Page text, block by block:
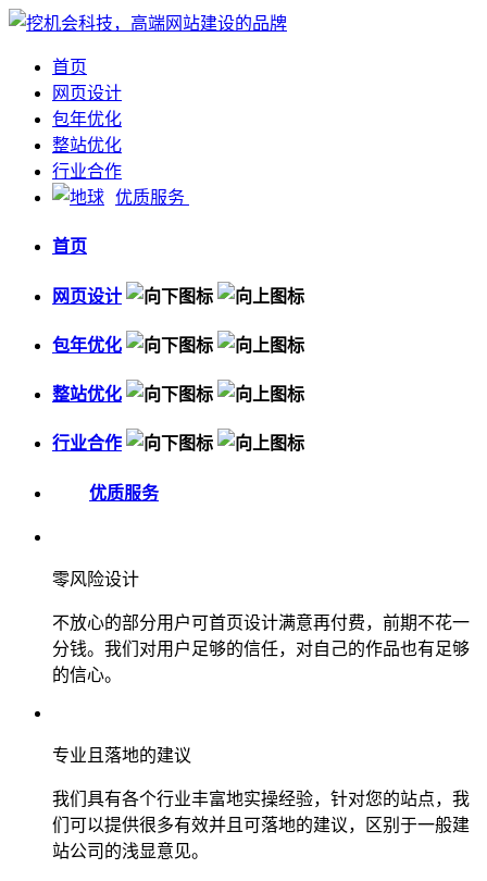
首页
网页设计
包年优化
整站优化
行业合作
优质服务
首页
网页设计
包年优化
整站优化
行业合作
优质服务
零风险设计
不放心的部分用户可首页设计满意再付费，前期不花一
分钱。我们对用户足够的信任，对自己的作品也有足够
的信心。
专业且落地的建议
我们具有各个行业丰富地实操经验，针对您的站点，我
们可以提供很多有效并且可落地的建议，区别于一般建
站公司的浅显意见。